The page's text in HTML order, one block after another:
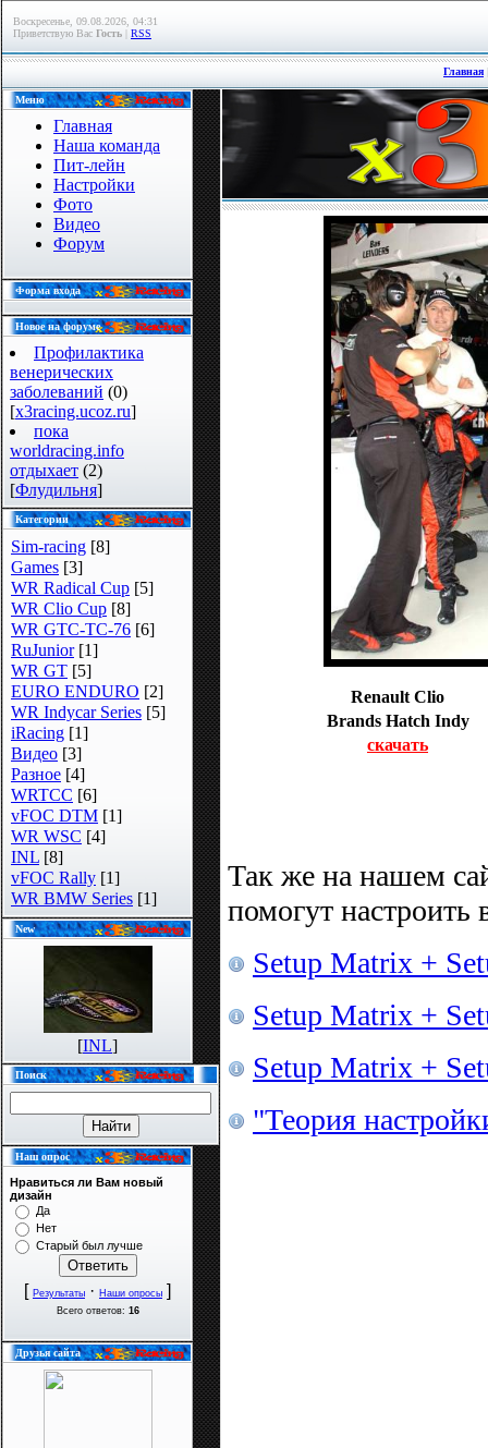
Воскресенье, 09.08.2026, 04:31
Приветствую Вас Гость | RSS
Главная
Меню
Главная
Наша команда
Пит-лейн
Настройки
Фото
Видео
Форум
Форма входа
Новое на форуме
Профилактика
венерических
заболеваний (0)
[x3racing.ucoz.ru]
пока
worldracing.info
отдыхает (2)
[Флудильня]
Категории
Sim-racing [8]
Games [3]
WR Radical Cup [5]
WR Clio Cup [8]
WR GTC-TC-76 [6]
RuJunior [1]
WR GT [5]
EURO ENDURO [2]
WR Indycar Series [5]
iRacing [1]
Видео [3]
Разное [4]
WRTCC [6]
vFOC DTM [1]
WR WSC [4]
INL [8]
vFOC Rally [1]
WR BMW Series [1]
New
[INL]
Поиск
Наш опрос
Нравиться ли Вам новый
дизайн
Да
Нет
Старый был лучше
[ Результаты · Наши опросы ]
Всего ответов: 16
Друзья сайта
Renault Clio
Brands Hatch Indy
скачать
Так же на нашем
помогут настроить
Setup Matrix +
Setup Matrix +
Setup Matrix +
"Теория